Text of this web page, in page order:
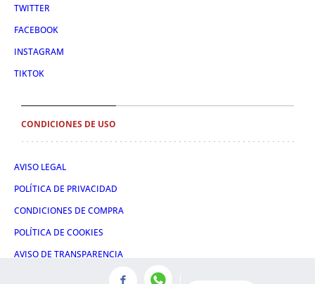
TWITTER
FACEBOOK
INSTAGRAM
TIKTOK
CONDICIONES DE USO
AVISO LEGAL
POLÍTICA DE PRIVACIDAD
CONDICIONES DE COMPRA
POLÍTICA DE COOKIES
AVISO DE TRANSPARENCIA